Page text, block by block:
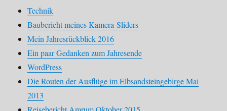
Technik
Baubericht meines Kamera-Sliders
Mein Jahresrückblick 2016
Ein paar Gedanken zum Jahresende
WordPress
Die Routen der Ausflüge im Elbsandsteingebirge Mai
2013